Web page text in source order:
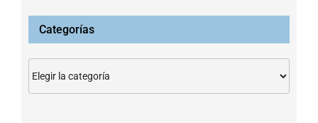
Categorías